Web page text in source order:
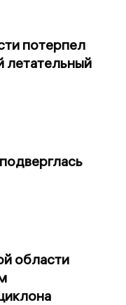
потерпел
летательный
области